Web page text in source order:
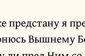
предстану я
Вышнему